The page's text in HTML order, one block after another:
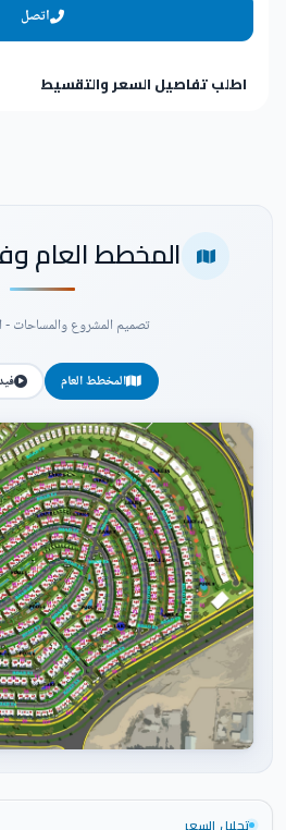
اتصل
اطلب تفاصيل السعر والتقسيط
المخطط العام
تصميم المشروع والمساحات -
المخطط العام